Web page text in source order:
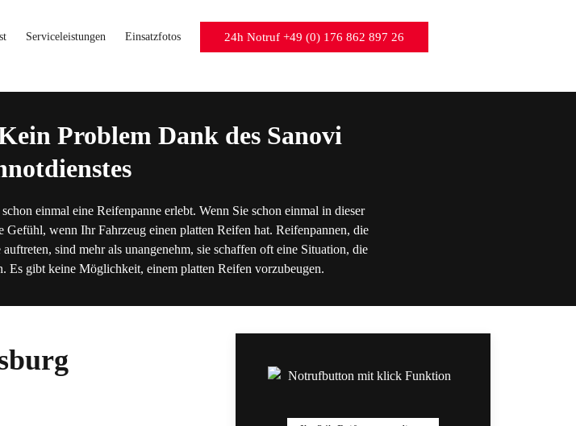
Serviceleistungen Einsatzfotos 24h Notruf +49 (0) 176 862 897 26
Problem Dank des Sanovi
einmal eine Reifenpanne erlebt. Wenn Sie schon einmal in dieser
wenn Ihr Fahrzeug einen platten Reifen hat. Reifenpannen, die
sind mehr als unangenehm, sie schaffen oft eine Situation, die
Es gibt keine Möglichkeit, einem platten Reifen vorzubeugen.